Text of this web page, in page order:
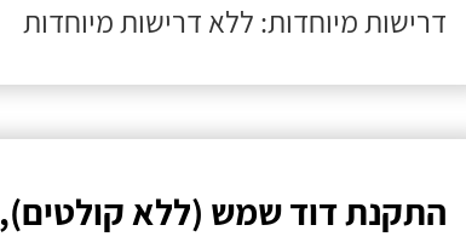
דרישות מיוחדות: ללא דרישות מיוחדות
התקנת דוד שמש (ללא קולטים), 150 ליטר